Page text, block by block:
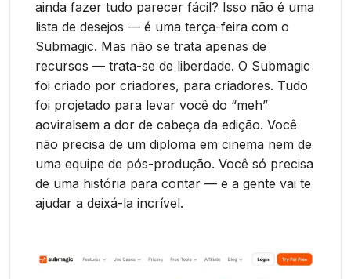
ainda fazer tudo parecer fácil? Isso não é uma
lista de desejos — é uma terça-feira com o
Submagic. Mas não se trata apenas de
recursos — trata-se de liberdade. O Submagic
foi criado por criadores, para criadores. Tudo
foi projetado para levar você do “meh”
aoviralsem a dor de cabeça da edição. Você
não precisa de um diploma em cinema nem de
uma equipe de pós-produção. Você só precisa
de uma história para contar — e a gente vai te
ajudar a deixá-la incrível.